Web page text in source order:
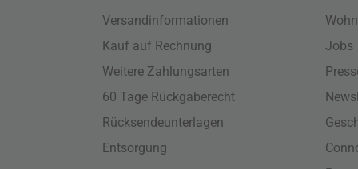
Versandinformationen
Kauf auf Rechnung
Weitere Zahlungsarten
60 Tage Rückgaberecht
Rücksendeunterlagen
Entsorgung
Jobs